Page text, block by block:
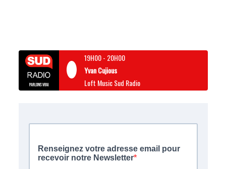
19H00- 20H00
Yvan Cujious
Loft Music Sud Radio